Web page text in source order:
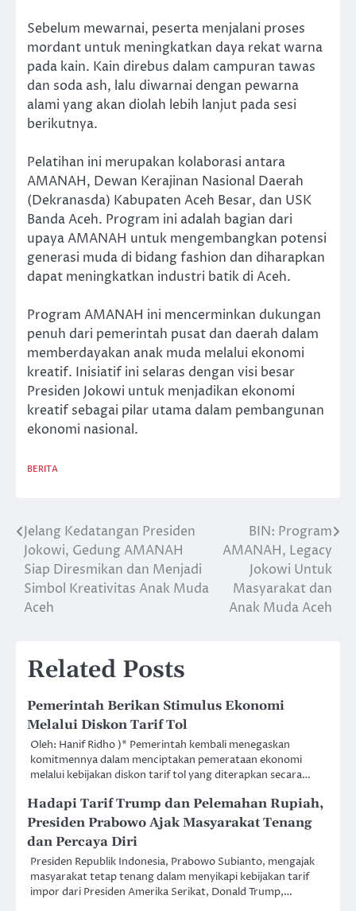
Sebelum mewarnai, peserta menjalani proses
mordant untuk meningkatkan daya rekat warna
pada kain. Kain direbus dalam campuran tawas
dan soda ash, lalu diwarnai dengan pewarna
alami yang akan diolah lebih lanjut pada sesi
berikutnya.
Pelatihan ini merupakan kolaborasi antara
AMANAH, Dewan Kerajinan Nasional Daerah
(Dekranasda) Kabupaten Aceh Besar, dan USK
Banda Aceh. Program ini adalah bagian dari
upaya AMANAH untuk mengembangkan potensi
generasi muda di bidang fashion dan diharapkan
dapat meningkatkan industri batik di Aceh.
Program AMANAH ini mencerminkan dukungan
penuh dari pemerintah pusat dan daerah dalam
memberdayakan anak muda melalui ekonomi
kreatif. Inisiatif ini selaras dengan visi besar
Presiden Jokowi untuk menjadikan ekonomi
kreatif sebagai pilar utama dalam pembangunan
ekonomi nasional.
BERITA
Post
navigation
Jelang Kedatangan Presiden
Jokowi, Gedung AMANAH
Siap Diresmikan dan Menjadi
Simbol Kreativitas Anak Muda
Aceh
BIN: Program
AMANAH, Legacy
Jokowi Untuk
Masyarakat dan
Anak Muda Aceh
Related Posts
Pemerintah Berikan Stimulus Ekonomi
Melalui Diskon Tarif Tol
Oleh: Hanif Ridho )* Pemerintah kembali menegaskan
komitmennya dalam menciptakan pemerataan ekonomi
melalui kebijakan diskon tarif tol yang diterapkan secara…
Hadapi Tarif Trump dan Pelemahan Rupiah,
Presiden Prabowo Ajak Masyarakat Tenang
dan Percaya Diri
Presiden Republik Indonesia, Prabowo Subianto, mengajak
masyarakat tetap tenang dalam menyikapi kebijakan tarif
impor dari Presiden Amerika Serikat, Donald Trump,…